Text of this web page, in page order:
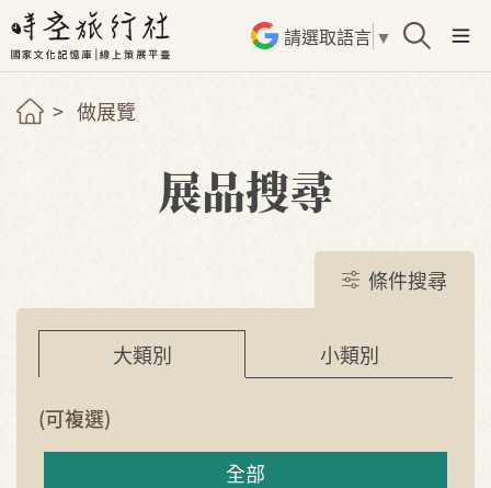
請選取語言 ▼
做展覽
展品搜尋
條件搜尋
大類別 小類別
(可複選)
全部